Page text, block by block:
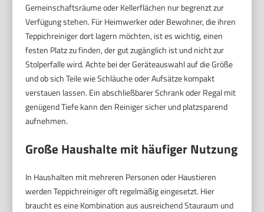
Gemeinschaftsräume oder Kellerflächen nur begrenzt zur
Verfügung stehen. Für Heimwerker oder Bewohner, die ihren
Teppichreiniger dort lagern möchten, ist es wichtig, einen
festen Platz zu finden, der gut zugänglich ist und nicht zur
Stolperfalle wird. Achte bei der Geräteauswahl auf die Größe
und ob sich Teile wie Schläuche oder Aufsätze kompakt
verstauen lassen. Ein abschließbarer Schrank oder Regal mit
genügend Tiefe kann den Reiniger sicher und platzsparend
aufnehmen.
Große Haushalte mit häufiger Nutzung
In Haushalten mit mehreren Personen oder Haustieren
werden Teppichreiniger oft regelmäßig eingesetzt. Hier
braucht es eine Kombination aus ausreichend Stauraum und